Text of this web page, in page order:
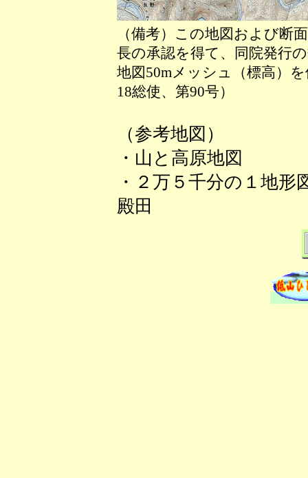
（備考）この地図および断
長の承認を得て、同院発行
地図50mメッシュ（標高）
18総使、第90号）
（参考地図）
・山と高原地
・２万５千分の１地
殿田